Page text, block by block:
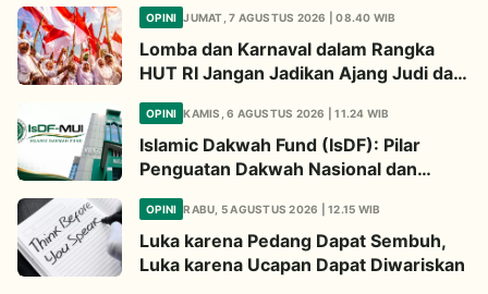
OPINI JUMAT, 7 AGUSTUS 2026 | 08.40 WIB
Lomba dan Karnaval dalam Rangka
HUT RI Jangan Jadikan Ajang Judi dan
OPINI KAMIS, 6 AGUSTUS 2026 | 11.24 WIB
Islamic Dakwah Fund (IsDF): Pilar
Penguatan Dakwah Nasional dan
OPINI RABU, 5 AGUSTUS 2026 | 12.15 WIB
Luka karena Pedang Dapat Sembuh,
Luka karena Ucapan Dapat Diwariskan